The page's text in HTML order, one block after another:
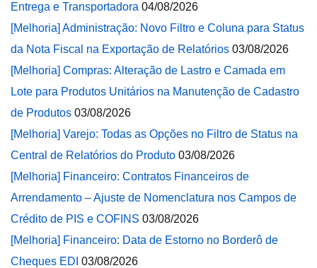
Entrega e Transportadora 04/08/2026
[Melhoria] Administração: Novo Filtro e Coluna para Status
da Nota Fiscal na Exportação de Relatórios 03/08/2026
[Melhoria] Compras: Alteração de Lastro e Camada em
Lote para Produtos Unitários na Manutenção de Cadastro
de Produtos 03/08/2026
[Melhoria] Varejo: Todas as Opções no Filtro de Status na
Central de Relatórios do Produto 03/08/2026
[Melhoria] Financeiro: Contratos Financeiros de
Arrendamento – Ajuste de Nomenclatura nos Campos de
Crédito de PIS e COFINS 03/08/2026
[Melhoria] Financeiro: Data de Estorno no Borderô de
Cheques EDI 03/08/2026